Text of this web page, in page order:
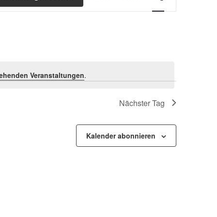
Veranstaltungen.
Ansichten-
Nächster Tag
Kalender abonnieren